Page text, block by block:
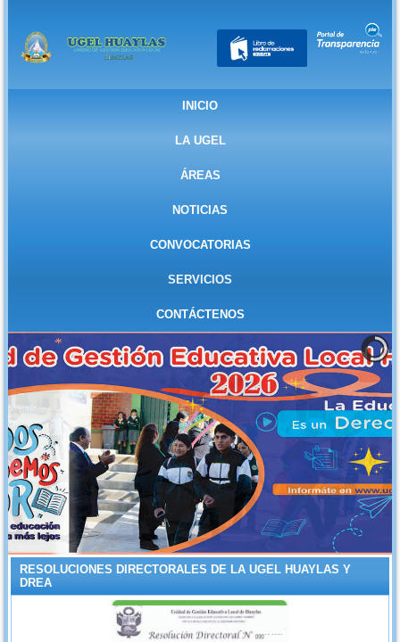
INICIO
LA UGEL
ÁREAS
NOTICIAS
CONVOCATORIAS
SERVICIOS
CONTÁCTENOS
RESOLUCIONES DIRECTORALES DE LA UGEL HUAYLAS Y
DREA